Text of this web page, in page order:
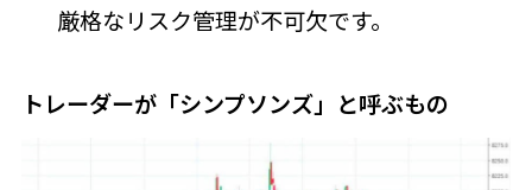
厳格なリスク管理が不可欠です。
トレーダーが「シンプソンズ」と呼ぶもの